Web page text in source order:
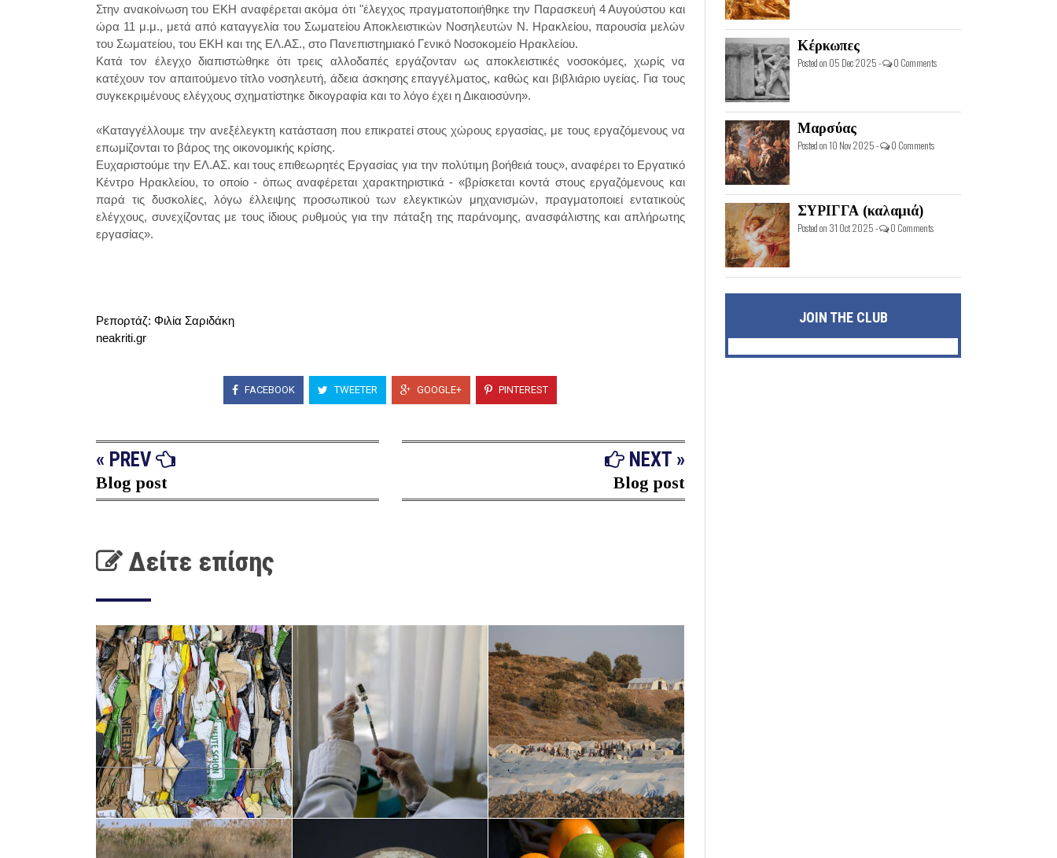
Στην ανακοίνωση του ΕΚΗ αναφέρεται ακόμα ότι "έλεγχος πραγματοποιήθηκε την Παρασκευή 4 Αυγούστου και
ώρα 11 μ.μ., μετά από καταγγελία του Σωματείου Αποκλειστικών Νοσηλευτών Ν. Ηρακλείου, παρουσία μελών
του Σωματείου, του ΕΚΗ και της ΕΛ.ΑΣ., στο Πανεπιστημιακό Γενικό Νοσοκομείο Ηρακλείου.
Κατά τον έλεγχο διαπιστώθηκε ότι τρεις αλλοδαπές εργάζονταν ως αποκλειστικές νοσοκόμες, χωρίς να
κατέχουν τον απαιτούμενο τίτλο νοσηλευτή, άδεια άσκησης επαγγέλματος, καθώς και βιβλιάριο υγείας. Για τους
συγκεκριμένους ελέγχους σχηματίστηκε δικογραφία και το λόγο έχει η Δικαιοσύνη».
«Καταγγέλλουμε την ανεξέλεγκτη κατάσταση που επικρατεί στους χώρους εργασίας, με τους εργαζόμενους να
επωμίζονται το βάρος της οικονομικής κρίσης.
Ευχαριστούμε την ΕΛ.ΑΣ. και τους επιθεωρητές Εργασίας για την πολύτιμη βοήθειά τους», αναφέρει το Εργατικό
Κέντρο Ηρακλείου, το οποίο - όπως αναφέρεται χαρακτηριστικά - «βρίσκεται κοντά στους εργαζόμενους και
παρά τις δυσκολίες, λόγω έλλειψης προσωπικού των ελεγκτικών μηχανισμών, πραγματοποιεί εντατικούς
ελέγχους, συνεχίζοντας με τους ίδιους ρυθμούς για την πάταξη της παράνομης, ανασφάλιστης και απλήρωτης
εργασίας».
Ρεπορτάζ: Φιλία Σαριδάκη
neakriti.gr
FACEBOOK TWEETER GOOGLE+ PINTEREST
« PREV
Blog post
NEXT »
Blog post
Δείτε επίσης
Κέρκωπες
Posted on 05 Dec 2025 - 0 Comments
Μαρσύας
Posted on 10 Nov 2025 - 0 Comments
ΣΥΡΙΓΓΑ (καλαμιά)
Posted on 31 Oct 2025 - 0 Comments
JOIN THE CLUB